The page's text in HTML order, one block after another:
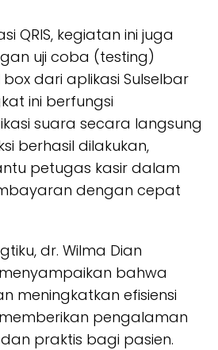
QRIS, kegiatan ini juga
uji coba (testing)
dari aplikasi Sulselbar
ini berfungsi
suara secara langsung
berhasil dilakukan,
petugas kasir dalam
dengan cepat
dr. Wilma Dian
bahwa
meningkatkan efisiensi
pengalaman
praktis bagi pasien.